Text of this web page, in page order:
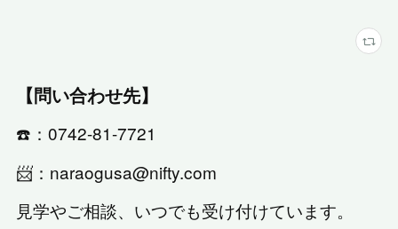
【問い合わせ先】
☎️：0742-81-7721
📨：naraogusa@nifty.com
見学やご相談、いつでも受け付けています。